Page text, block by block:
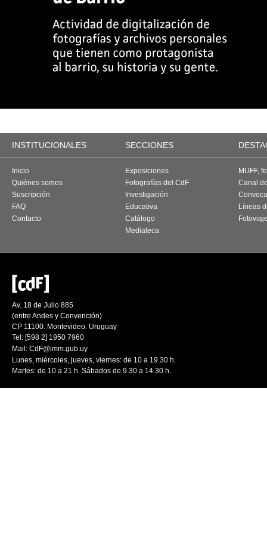
INSTITUCIONALES SECCIONES
Inicio
Quiénes somos
Suscripción
FAQ
Contacto
Exposiciones
Fotografías del CdF
Investigación
Educativa
Catálogo
Mediateca
MUFF,
Canal
Líneas
Av. 18 de Julio 885
(entre Andes y Convención)
CP 11100. Montevideo. Uruguay
Tel: [598 2] 1950 7960
Mail: CdF@imm.gub.uy
Lunes, miércoles, jueves, viernes: de 10 a 19.30 h.
Martes: de 10 a 21 h. Sábados de 9.30 a 14.30 h.